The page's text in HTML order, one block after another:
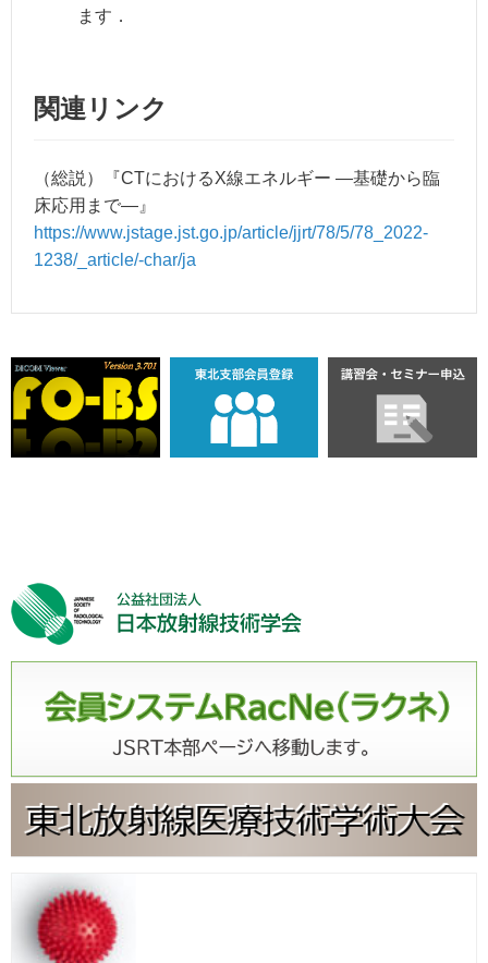
ます．
関連リンク
（総説）『CTにおけるX線エネルギー —基礎から臨
床応用まで—』
https://www.jstage.jst.go.jp/article/jjrt/78/5/78_2022-
1238/_article/-char/ja